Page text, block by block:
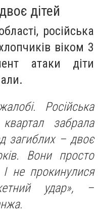
дітей
російська
віком 3
атаки діти
Російська
забрала
загиблих – двоє
Вони просто
не прокинулися
удар», –